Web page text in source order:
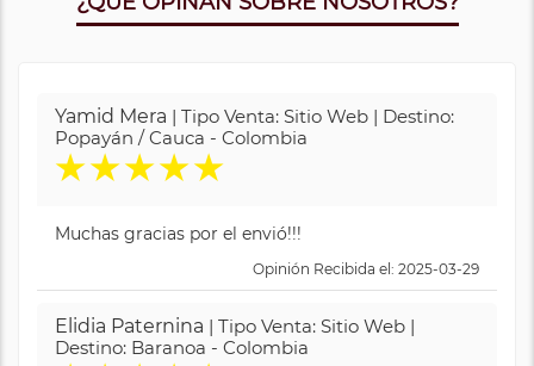
Yamid Mera | Tipo Venta: Sitio Web | Destino:
Popayán / Cauca - Colombia
★★★★★
Muchas gracias por el envió!!!
Opinión Recibida el: 2025-03-29
Elidia Paternina | Tipo Venta: Sitio Web |
Destino: Baranoa - Colombia